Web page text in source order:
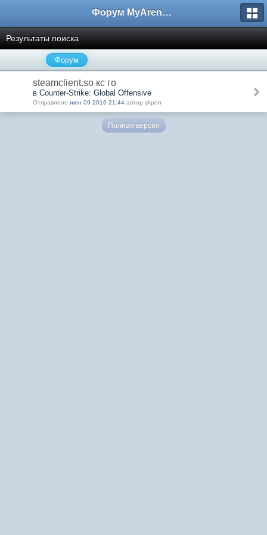
Форум MyArena.ru
Результаты поиска
Форум
steamclient.so кс го
в Counter-Strike: Global Offensive
Отправлено июн 09 2016 21:44 автор ykpon
Полная версия